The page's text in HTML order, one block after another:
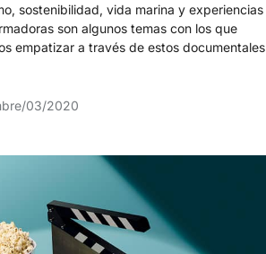
sostenibilidad, vida marina y experiencias
son algunos temas con los que
empatizar a través de estos documentales
03/2020